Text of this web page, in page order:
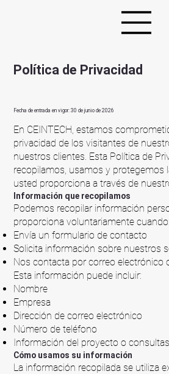
Política de Privacidad
Fecha de entrada en vigor: 30 de junio de 2026
En CEINTECH, estamos
privacidad de los visitantes de
nuestros clientes. Esta Política de
recopilamos, usamos y protegemos
usted proporciona a través de
Información que recopilamos
Podemos recopilar información
proporciona voluntariamente cuando:
Envía un formulario de contacto
Solicita información sobre nuestros
Nos contacta por correo electrónico
Esta información puede incluir:
Nombre
Empresa
Dirección de correo electrónico
Número de teléfono
Información del proyecto o consultas
Cómo usamos su información
La información recopilada se utiliza